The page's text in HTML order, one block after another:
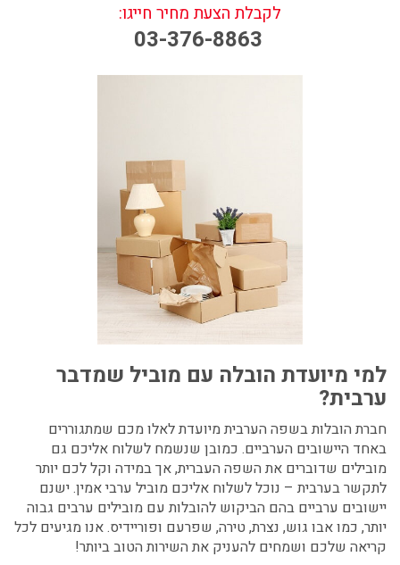
לקבלת הצעת מחיר חייגו:
03-376-8863
למי מיועדת הובלה עם מוביל שמדבר
ערבית?
חברת הובלות בשפה הערביתמיועדת לאלו מכם שמתגוררים
באחד היישובים הערביים. כמובן שנשמח לשלוח אליכם גם
מובילים שדוברים את השפה העברית, אך במידה וקל לכם יותר
לתקשר בערבית – נוכל לשלוח אליכם מוביל ערבי אמין. ישנם
יישובים ערביים בהם הביקוש להובלות עם מובילים ערבים גבוה
יותר, כמו אבו גוש, נצרת, טירה, שפרעם ופוריידיס. אנו מגיעים לכל
קריאה שלכם ושמחים להעניק את השירות הטוב ביותר!